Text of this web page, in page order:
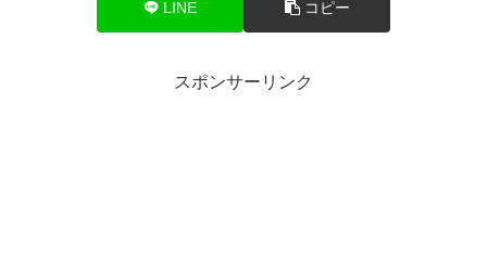
LINE コピー
スポンサーリンク